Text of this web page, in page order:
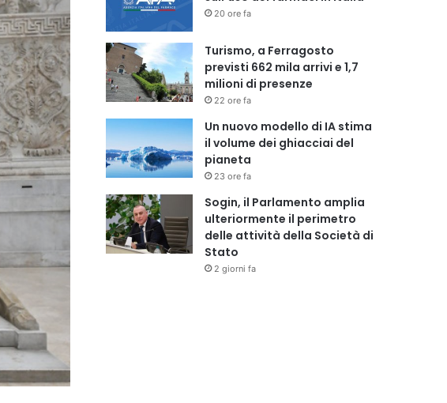
20 ore fa
Turismo, a Ferragosto
previsti 662 mila arrivi e 1,7
milioni di presenze
22 ore fa
Un nuovo modello di IA stima
il volume dei ghiacciai del
pianeta
23 ore fa
Sogin, il Parlamento amplia
ulteriormente il perimetro
delle attività della Società di
Stato
2 giorni fa